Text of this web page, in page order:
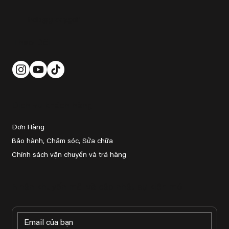
Đơn Hàng
Bảo hành, Chăm sóc, Sửa chữa
Chính sách vận chuyển và trả hàng